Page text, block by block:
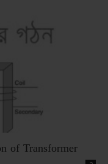
of Transformer